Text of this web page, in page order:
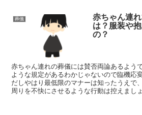
葬儀
赤ちゃん連
は？服装や
の？
赤ちゃん連れの葬儀には賛否両論あるよう
ような規定があるわかじゃないので臨機応
だしやはり最低限のマナーは知ったうえで
周りを不快にさせるような行動は控えまし